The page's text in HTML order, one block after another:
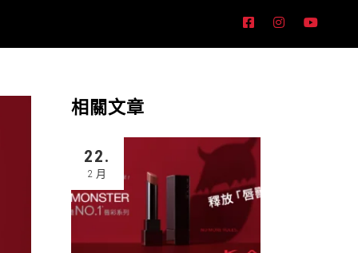
相關文章
22.
2 月